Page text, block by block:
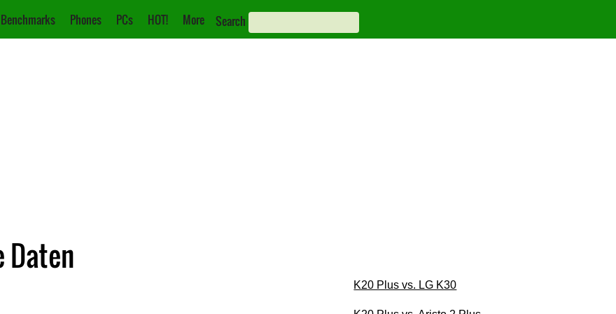
Phones PCs HOT! More Search
Daten
K20 Plus vs. LG K30